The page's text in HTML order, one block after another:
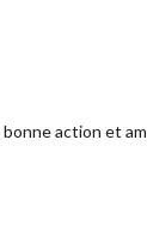
action et